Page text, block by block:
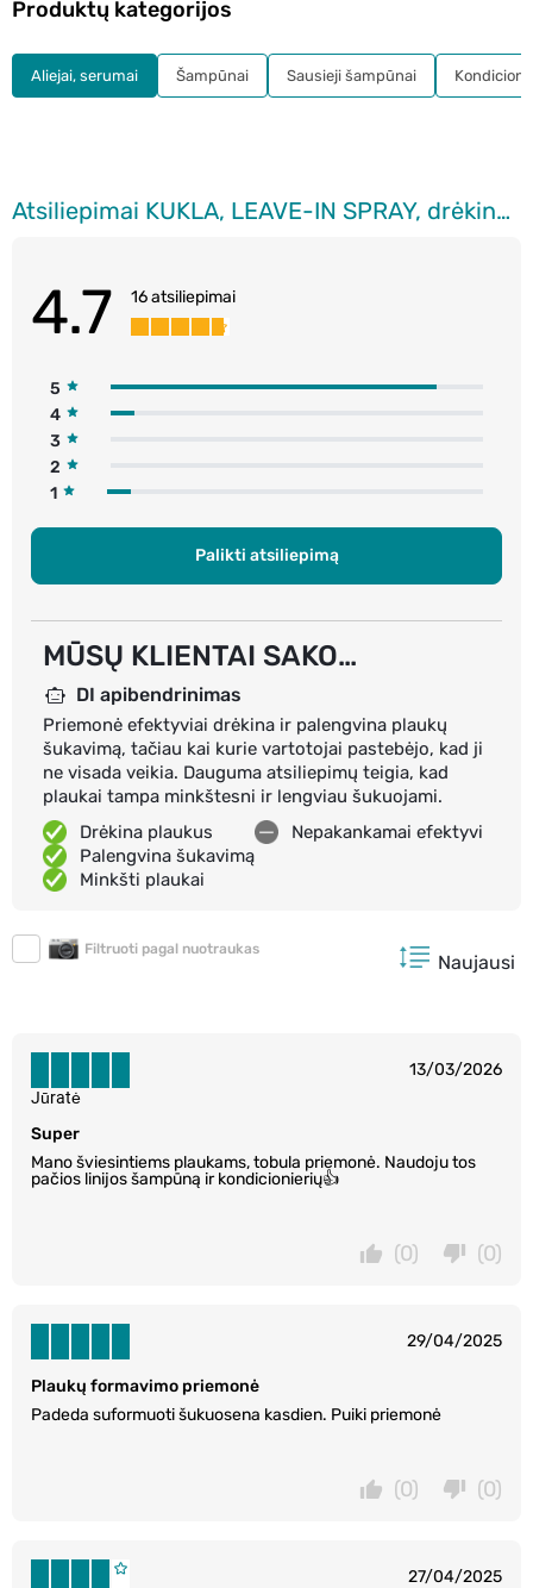
Atsiliepimai KUKLA, LEAVE-IN SPRAY, drėkinamasis purškiklis nepaklusniems plaukams, 200 ml
4.7 16 atsiliepimai
5
4
3
2
1
Palikti atsiliepimą
MŪSŲ KLIENTAI SAKO…
DI apibendrinimas
Priemonė efektyviai drėkina ir palengvina plaukų
šukavimą, tačiau kai kurie vartotojai pastebėjo, kad ji
ne visada veikia. Dauguma atsiliepimų teigia, kad
plaukai tampa minkštesni ir lengviau šukuojami.
Drėkina plaukus
Palengvina šukavimą
Minkšti plaukai
Nepakankamai efektyvi
Filtruoti pagal nuotraukas
Naujausi
13/03/2026
Super
Mano šviesintiems plaukams, tobula priemonė. Naudoju tos
pačios linijos šampūną ir kondicionierių👍
Jūratė
(0)
(0)
29/04/2025
Plaukų formavimo priemonė
Padeda suformuoti šukuosena kasdien. Puiki priemonė
(0)
(0)
27/04/2025
Produktų kategorijos
Aliejai, serumai Šampūnai Sausieji šampūnai